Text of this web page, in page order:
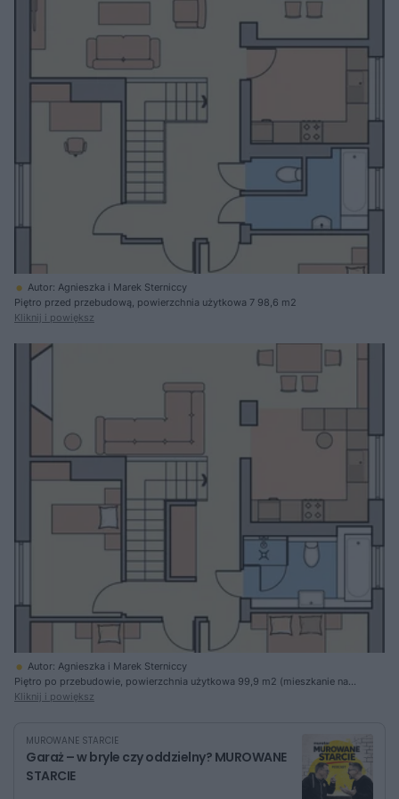
Autor: Agnieszka i Marek Sterniccy
Piętro przed przebudową, powierzchnia użytkowa 7 98,6 m2
Kliknij i powiększ
Autor: Agnieszka i Marek Sterniccy
Piętro po przebudowie, powierzchnia użytkowa 99,9 m2 (mieszkanie na
wynajem)
Kliknij i powiększ
MUROWANE STARCIE
Garaż – w bryle czy oddzielny? MUROWANE
STARCIE